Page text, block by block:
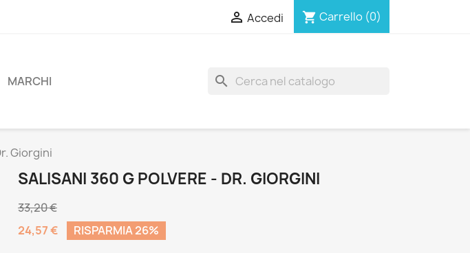
 Accedi shopping_cart Carrello (0)
MARCHI search
Giorgini
SALISANI 360 G POLVERE - DR. GIORGINI
33,20 €
24,57 €
RISPARMIA 26%